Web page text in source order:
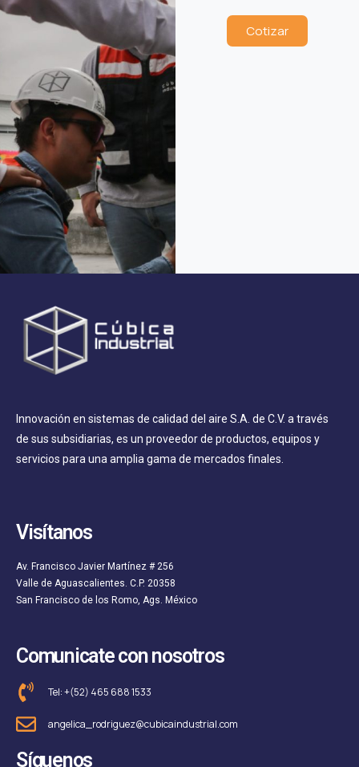
Cotizar
Innovación en sistemas de calidad del aire S.A. de C.V. a través
de sus subsidiarias, es un proveedor de productos, equipos y
servicios para una amplia gama de mercados finales.
Visítanos
Av. Francisco Javier Martínez # 256
Valle de Aguascalientes. C.P. 20358
San Francisco de los Romo, Ags. México
Comunicate con nosotros
Tel: +(52) 465 688 1533
angelica_rodriguez@cubicaindustrial.com
Síguenos